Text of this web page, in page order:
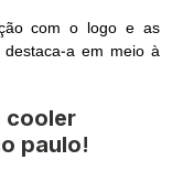
com o logo e as
a em meio à
cooler
paulo!